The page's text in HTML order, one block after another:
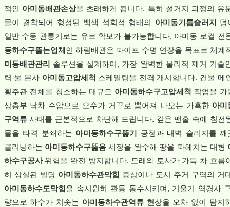
적인 아미동배관손상을 초래하게 됩니다. 특히 설거지 과정의 유
물이 결착되어 형성된 백색 석회석 형태의 아미동기름슬러지
덩
일반 수동 관통기로는 유로 확보가 불가능합니다. 아미동 로컬 전
동하수구뚫는업체 인 하림배관은 파이프 수명 연장을 목표로 체계
미동배관관리
솔루션을 설계하며, 가장 완벽한 물리적 제거 기술
력 물 분사 아미동고압세척 스케일링을 전격 개시합니다. 건물 메
횡주관 전체를 청소하는 대규모 아미동하수구고압세척 작업을 가
상층부 낙차 수압으로 오수가 거꾸로 뿜어져 나오는 가혹한 아미
구역류사태를 근본적으로 차단해 드립니다. 깊은 맨홀 속에 침전
물을 타격 분쇄하는 아미동하수구뚫기
공정과 내벽 슬러지를 깨
클리닝하는 아미동하수구뚫음 세정을 완수해 땅을 파헤치는 대형
하수구공사위험을 완전 방지합니다. 모래와 토사가 가득 차 흐름
히 상실된 빌딩 아미동하수관막힘 증상이나 도시 주거 구역의 거
아미동하수도막힘을 속시원히 관통 통수시키며, 기울기 역경사
량으로 하수가 치솟는 아미동하수관역류현상을 오차 없이 탐지